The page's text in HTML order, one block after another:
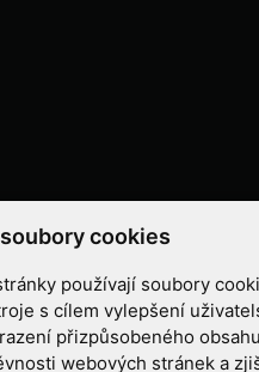
cookies
používají soubory
s cílem vylepšení
přizpůsobeného
webových stránek a